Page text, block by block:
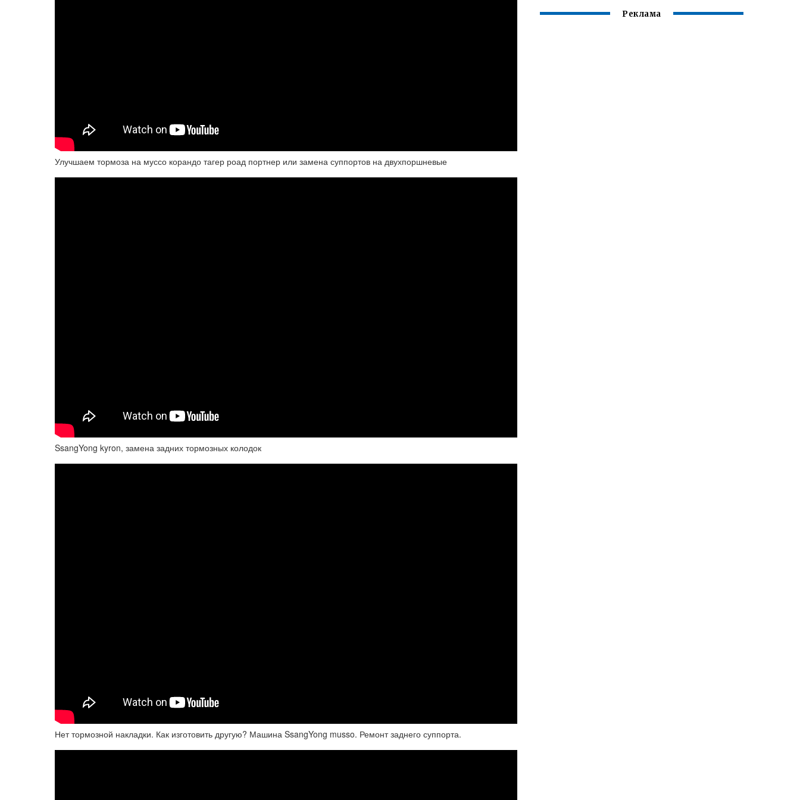
Улучшаем тормоза на муссо корандо тагер роад портнер или замена суппортов на двухпоршневые
SsangYong kyron, замена задних тормозных колодок
Нет тормозной накладки. Как изготовить другую? Машина SsangYong musso. Ремонт заднего суппорта.
Реклама